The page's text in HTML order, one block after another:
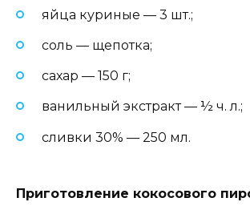
яйца куриные — 3 шт.;
соль — щепотка;
сахар — 150 г;
ванильный экстракт — ½ ч. л.;
сливки 30% — 250 мл.
Приготовление кокосового